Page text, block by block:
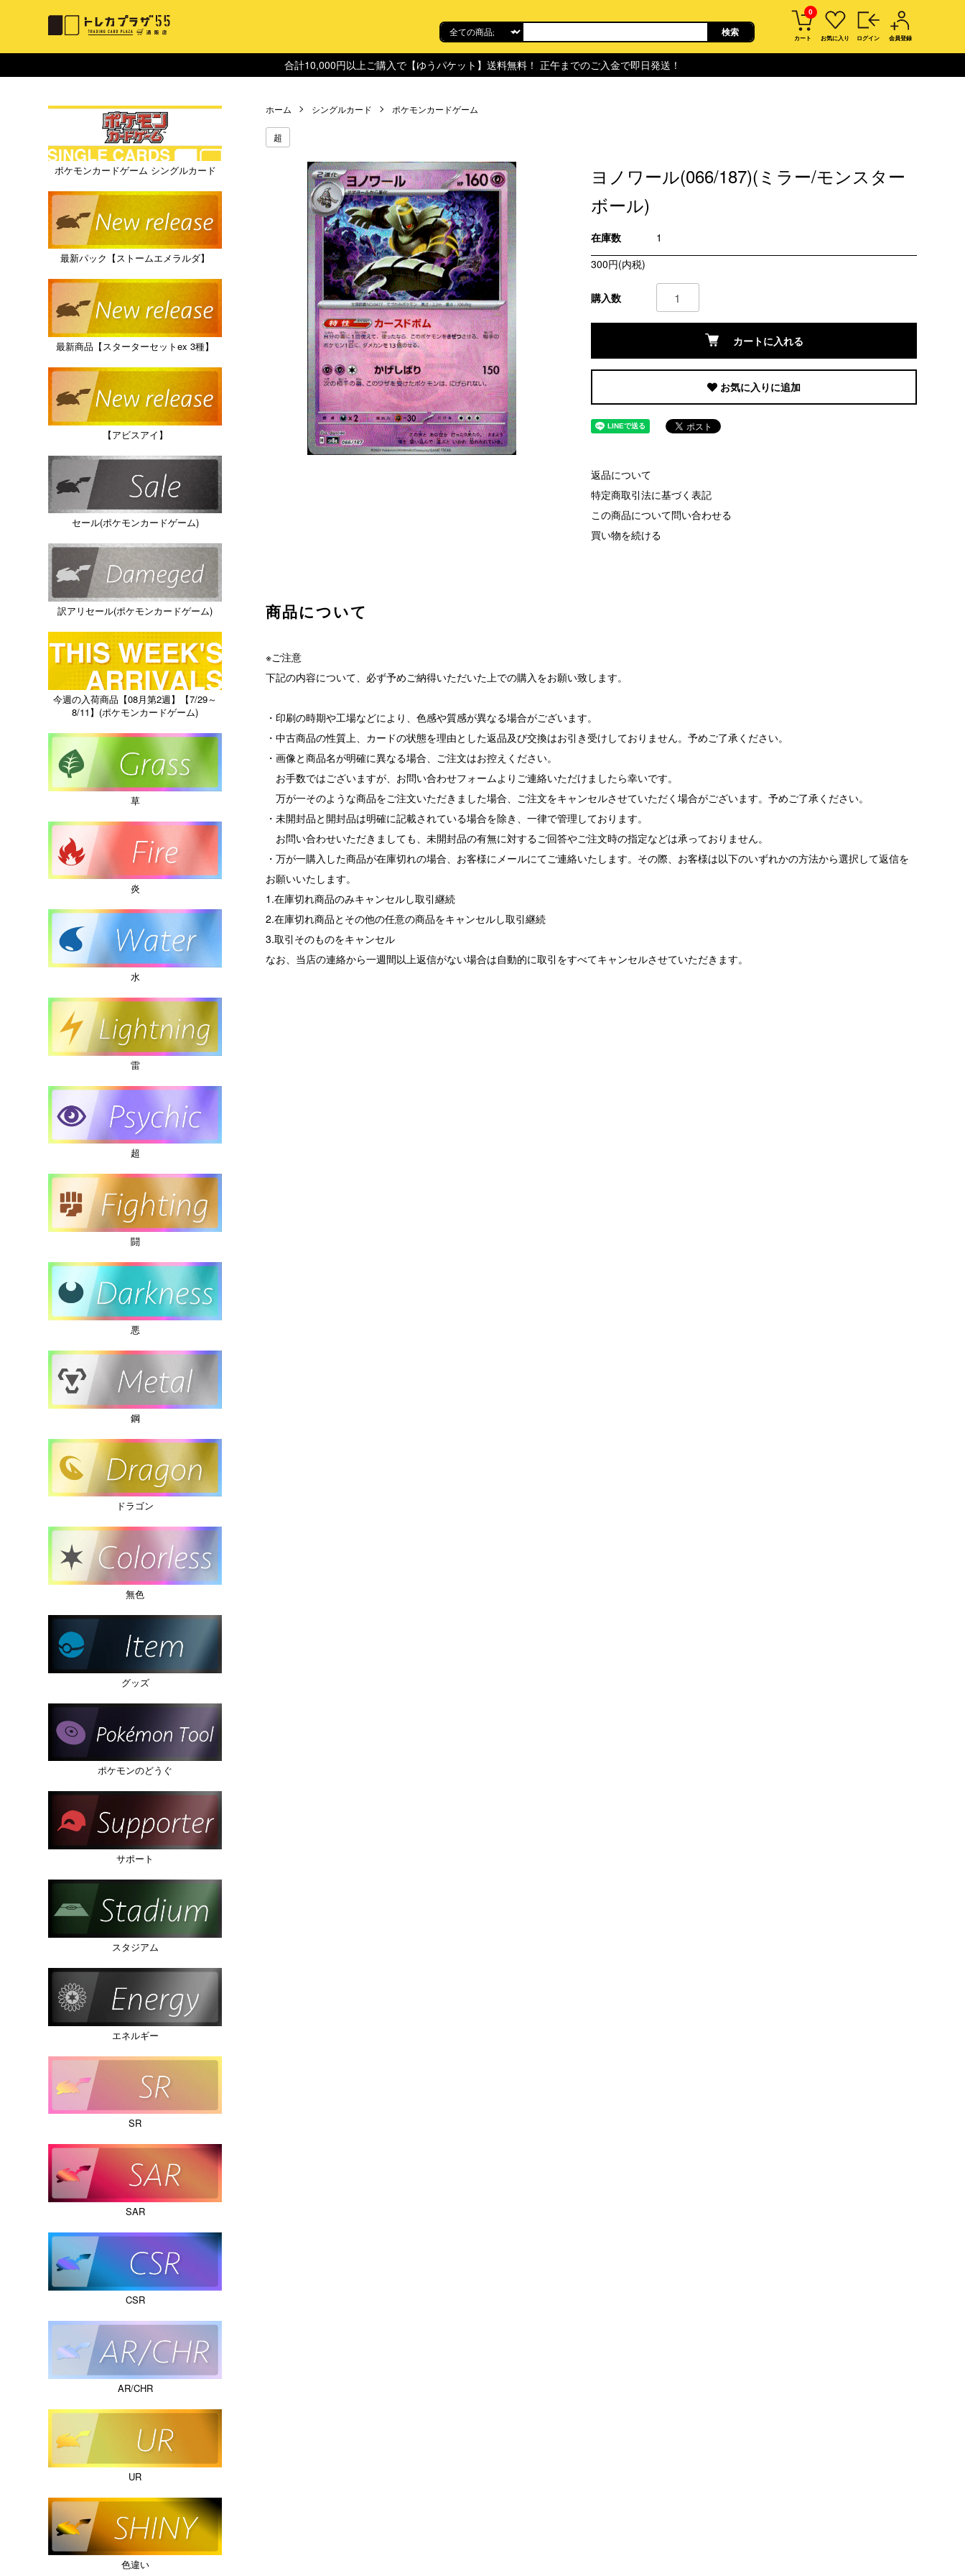
0
カート お気に入り ログイン 会員登録
合計10,000円以上ご購入で【ゆうパケット】送料無料！ 正午までのご入金で即日発送！
ホーム シングルカード ポケモンカードゲーム
超
ヨノワール(066/187)(ミラー/モンスター
ボール)
在庫数
1
300円(内税)
購入数
カートに入れる
お気に入りに追加
返品について
特定商取引法に基づく表記
この商品について問い合わせる
買い物を続ける
商品について
※ご注意
下記の内容について、必ず予めご納得いただいた上での購入をお願い致します。
・印刷の時期や工場などにより、色感や質感が異なる場合がございます。
・中古商品の性質上、カードの状態を理由とした返品及び交換はお引き受けしておりません。予めご了承ください。
・画像と商品名が明確に異なる場合、ご注文はお控えください。
お手数ではございますが、お問い合わせフォームよりご連絡いただけましたら幸いです。
万が一そのような商品をご注文いただきました場合、ご注文をキャンセルさせていただく場合がございます。予めご了承ください。
・未開封品と開封品は明確に記載されている場合を除き、一律で管理しております。
お問い合わせいただきましても、未開封品の有無に対するご回答やご注文時の指定などは承っておりません。
・万が一購入した商品が在庫切れの場合、お客様にメールにてご連絡いたします。その際、お客様は以下のいずれかの方法から選択して返信を
お願いいたします。
1.在庫切れ商品のみキャンセルし取引継続
2.在庫切れ商品とその他の任意の商品をキャンセルし取引継続
3.取引そのものをキャンセル
なお、当店の連絡から一週間以上返信がない場合は自動的に取引をすべてキャンセルさせていただきます。
ポケモンカードゲーム シングルカード
最新パック【ストームエメラルダ】
最新商品【スターターセットex 3種】
【アビスアイ】
セール(ポケモンカードゲーム)
訳アリセール(ポケモンカードゲーム)
今週の入荷商品【08月第2週】【7/29～
8/11】(ポケモンカードゲーム)
草
炎
水
雷
超
闘
悪
鋼
ドラゴン
無色
グッズ
ポケモンのどうぐ
サポート
スタジアム
エネルギー
SR
SAR
CSR
AR/CHR
UR
色違い